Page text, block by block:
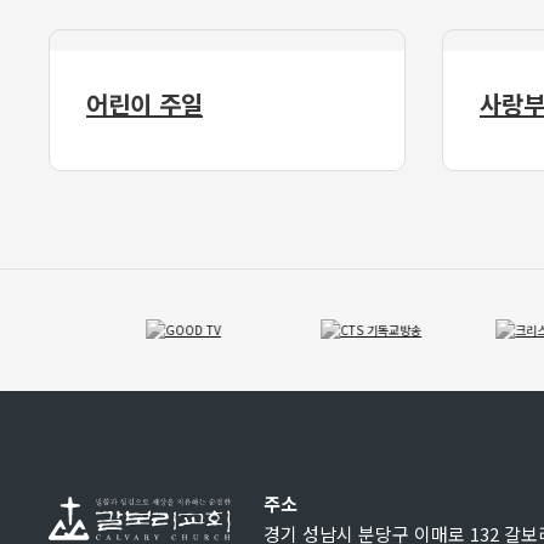
어린이 주일 사랑
주소
경기 성남시 분당구 이매로 132 갈보